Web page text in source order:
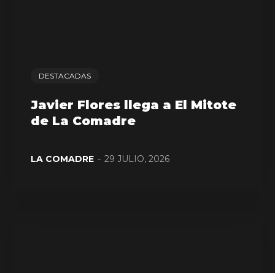
DESTACADAS
Javier Flores llega a El Mitote
de La Comadre
LA COMADRE - 29 JULIO, 2026